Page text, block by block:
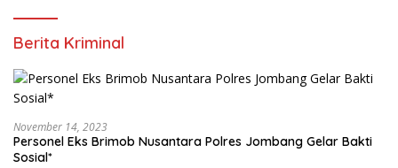
Berita Kriminal
November 14, 2023
Personel Eks Brimob Nusantara Polres Jombang Gelar Bakti
Sosial*